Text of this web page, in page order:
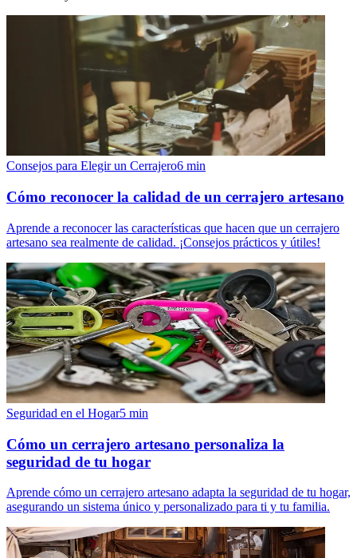
Consejos para Elegir un Cerrajero6 min
Cómo reconocer la calidad de un cerrajero artesano
Aprende a reconocer las características que hacen que un cerrajero
artesano sea realmente de calidad. ¡Consejos prácticos y útiles!
Seguridad en el Hogar5 min
Cómo un cerrajero artesano personaliza la
seguridad de tu hogar
Aprende cómo un cerrajero artesano adapta la seguridad de tu hogar,
asegurando un sistema único y personalizado para ti y tu familia.